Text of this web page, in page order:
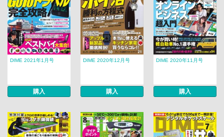
DIME 2021年1月号
購入
DIME 2020年12月号
購入
DIME 2020年11月号
購入